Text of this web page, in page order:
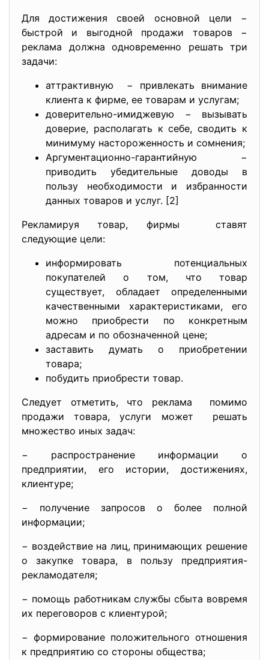
Для достижения своей основной цели −
быстрой и выгодной продажи товаров −
реклама должна одновременно решать три
задачи:
аттрактивную − привлекать внимание
клиента к фирме, ее товарам и услугам;
доверительно-имиджевую − вызывать
доверие, располагать к себе, сводить к
минимуму настороженность и сомнения;
Аргументационно-гарантийную −
приводить убедительные доводы в
пользу необходимости и избранности
данных товаров и услуг. [2]
Рекламируя товар, фирмы ставят
следующие цели:
информировать потенциальных
покупателей о том, что товар
существует, обладает определенными
качественными характеристиками, его
можно приобрести по конкретным
адресам и по обозначенной цене;
заставить думать о приобретении
товара;
побудить приобрести товар.
Следует отметить, что реклама помимо
продажи товара, услуги может решать
множество иных задач:
− распространение информации о
предприятии, его истории, достижениях,
клиентуре;
− получение запросов о более полной
информации;
− воздействие на лиц, принимающих решение
о закупке товара, в пользу предприятия-
рекламодателя;
− помощь работникам службы сбыта вовремя
их переговоров с клиентурой;
− формирование положительного отношения
к предприятию со стороны общества;